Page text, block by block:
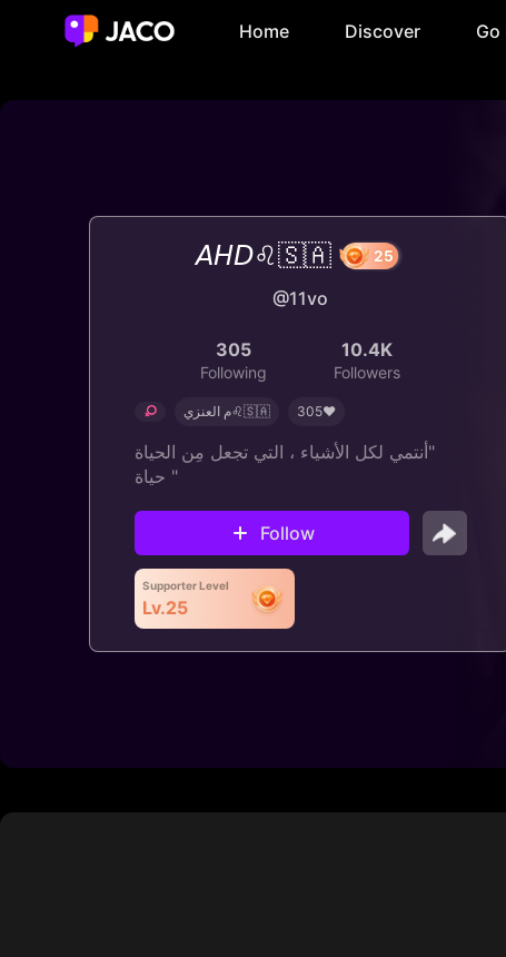
Home Discover Go
𝘈𝘏𝘋♌️🇸🇦
@11vo
305
Following
10.4K
Followers
م العنزي♌️🇸🇦 305❤️
‏"أنتمي لكل الأشياء ، ‏التي تجعل مِن الحياة
حياة "
Follow
Supporter Level
Lv.25